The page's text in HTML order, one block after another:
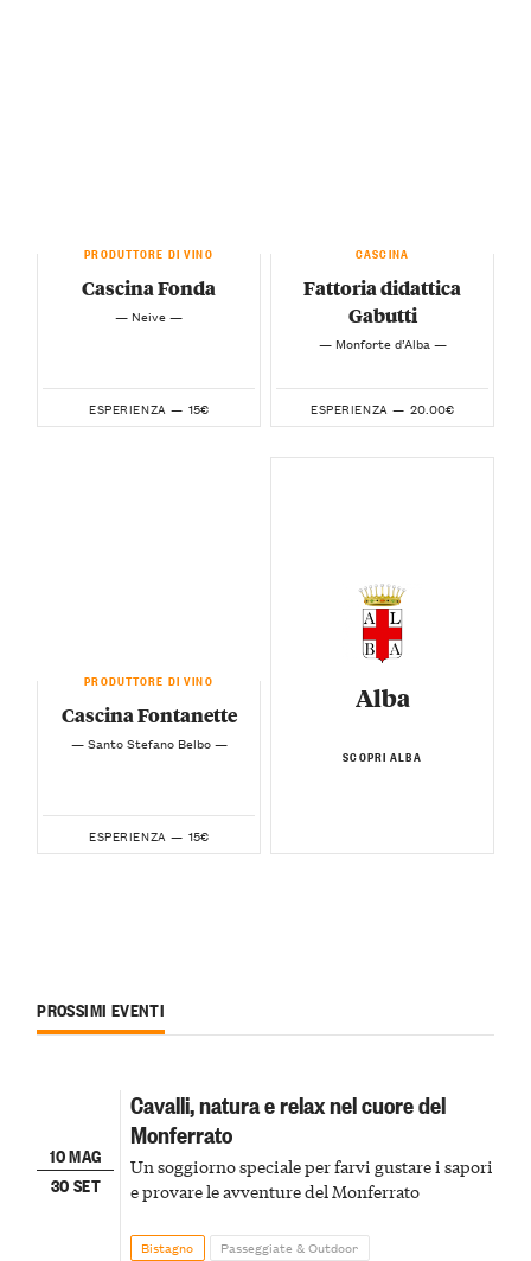
PRODUTTORE DI VINO
Cascina Fonda
— Neive —
ESPERIENZA — 15€
CASCINA
Fattoria didattica
Gabutti
— Monforte d’Alba —
ESPERIENZA — 20.00€
PRODUTTORE DI VINO
Cascina Fontanette
— Santo Stefano Belbo —
ESPERIENZA — 15€
Alba
SCOPRI ALBA
PROSSIMI EVENTI
10 MAG
30 SET
Cavalli, natura e relax nel cuore del
Monferrato
Un soggiorno speciale per farvi gustare i sapori
e provare le avventure del Monferrato
Bistagno Passeggiate & Outdoor